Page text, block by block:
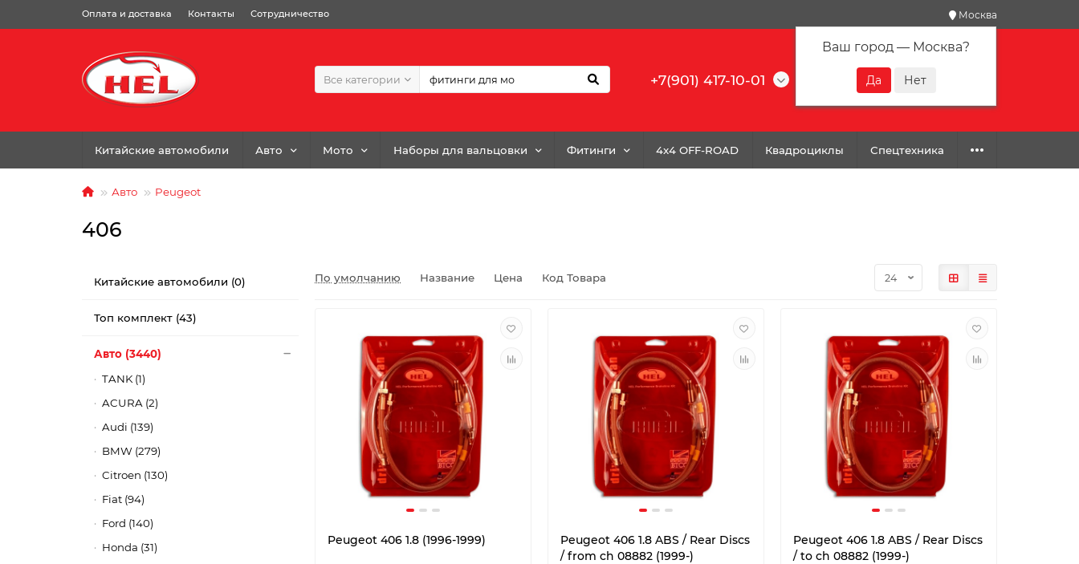
Оплата и доставка Контакты Сотрудничество Москва
Ваш город — Москва?
Все категории +7(901) 417-10-01
Китайские автомобили Авто Мото Наборы для вальцовки Фитинги 4x4 OFF-ROAD Квадроциклы Спецтехника
Авто Peugeot
406
Китайские автомобили (0)
Топ комплект (43)
Авто (3440)
TANK (1)
ACURA (2)
Audi (139)
BMW (279)
Citroen (130)
Fiat (94)
Ford (140)
Honda (31)
По умолчанию Название Цена Код Товара
Peugeot 406 1.8 (1996-1999)
Peugeot 406 1.8 ABS / Rear Discs
/ from ch 08882 (1999-)
Peugeot 406 1.8 ABS / Rear Discs
/ to ch 08882 (1999-)